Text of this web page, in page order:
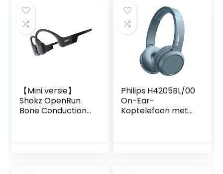
HiFi Stereo Geluid,
IP7 Waterdichte
Sport Draadloze
Oortelefoon 25H
Playtime LED
voor oproepen,
aanraakbediening,
totaal 20 uur,
Twin/Mono-modus
【Mini versie】
Shokz OpenRun
Bone Conduction-
Philips H4205BL/00
On-Ear-
Koptelefoon met